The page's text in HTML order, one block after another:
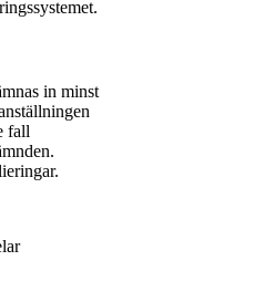
in minst
fall